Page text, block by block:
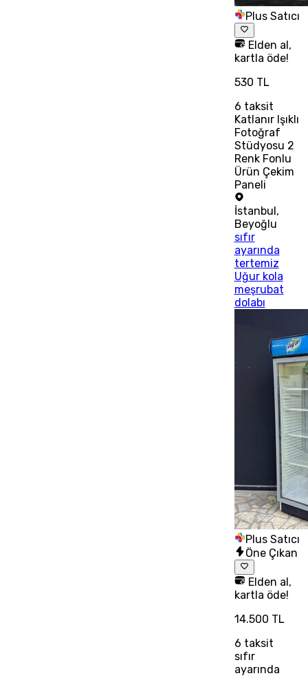
Plus Satıcı
Elden al,
kartla öde!
530 TL
6 taksit
Katlanır Işıklı
Fotoğraf
Stüdyosu 2
Renk Fonlu
Ürün Çekim
Paneli
İstanbul,
Beyoğlu
sıfır
ayarında
tertemiz
Uğur kola
meşrubat
dolabı
Plus Satıcı
Öne Çıkan
Elden al,
kartla öde!
14.500 TL
6 taksit
sıfır
ayarında